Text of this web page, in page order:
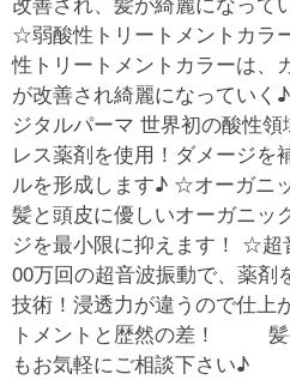
☆弱酸性トリートメントカラ
性トリートメントカラーは、
が改善され綺麗になってい
ジタルパーマ 世界初の酸性
レス薬剤を使用！ダメージを
ルを形成します♪ ☆オーガニ
髪と頭皮に優しいオーガニッ
ジを最小限に抑えます！ ☆超
00万回の超音波振動で、薬剤
技術！浸透力が違うので仕上
トメントと歴然の差！ 髪
もお気軽にご相談下さい♪